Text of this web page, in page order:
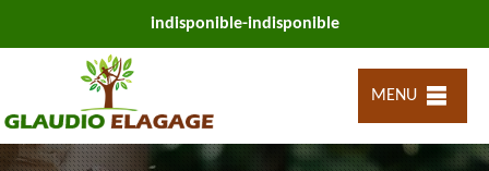
indisponible-indisponible
MENU